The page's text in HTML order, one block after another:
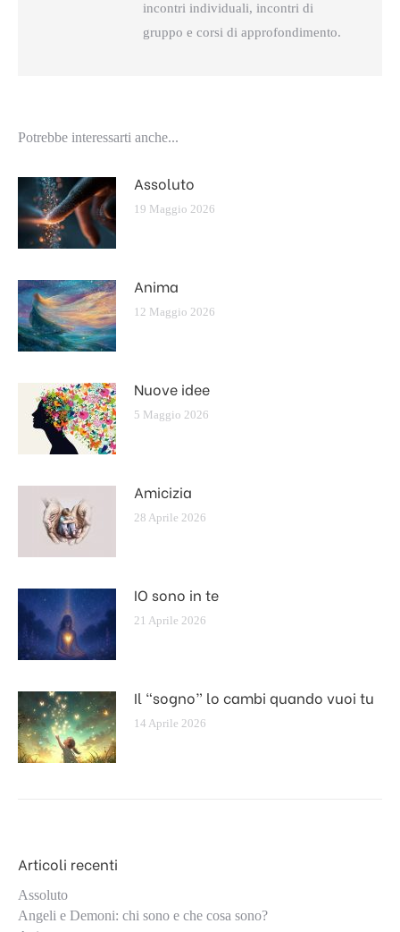
incontri individuali, incontri di
gruppo e corsi di approfondimento.
Potrebbe interessarti anche...
Assoluto
19 Maggio 2026
Anima
12 Maggio 2026
Nuove idee
5 Maggio 2026
Amicizia
28 Aprile 2026
IO sono in te
21 Aprile 2026
Il “sogno” lo cambi quando vuoi tu
14 Aprile 2026
Articoli recenti
Assoluto
Angeli e Demoni: chi sono e che cosa sono?